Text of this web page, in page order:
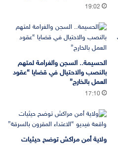
19:02
الحسيمة.. السجن والغرامة لمتهم
بالنصب والاحتيال في قضايا “عقود
العمل بالخارج”
17:10
ولاية أمن مراكش توضح حيثيات